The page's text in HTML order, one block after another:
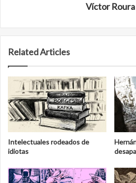
Víctor Roura
Related Articles
Intelectuales rodeados de
idiotas